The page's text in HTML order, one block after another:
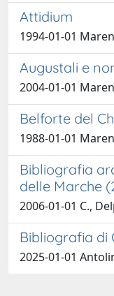
Attidium
1994-01-01
Augustali e
2004-01-01
Belforte del
1988-01-01
Bibliografia
delle Marche
2006-01-01 C.,
Bibliografia di
2025-01-01